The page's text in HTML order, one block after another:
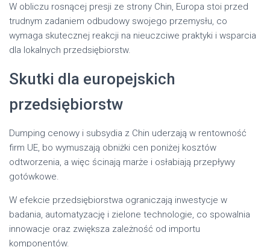
W obliczu rosnącej presji ze strony Chin, Europa stoi przed
trudnym zadaniem odbudowy swojego przemysłu, co
wymaga skutecznej reakcji na nieuczciwe praktyki i wsparcia
dla lokalnych przedsiębiorstw.
Skutki dla europejskich
przedsiębiorstw
Dumping cenowy i subsydia z Chin uderzają w rentowność
firm UE, bo wymuszają obniżki cen poniżej kosztów
odtworzenia, a więc ścinają marże i osłabiają przepływy
gotówkowe.
W efekcie przedsiębiorstwa ograniczają inwestycje w
badania, automatyzację i zielone technologie, co spowalnia
innowacje oraz zwiększa zależność od importu
komponentów.